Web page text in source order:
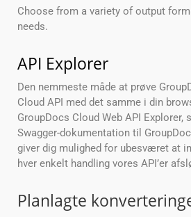
Choose from a variety of output
needs.
API Explorer
Den nemmeste måde at prøve
Cloud API med det samme i din
GroupDocs Cloud Web API Explorer,
Swagger-dokumentation til
giver dig mulighed for ubesværet at
hver enkelt handling vores API’er
Planlagte